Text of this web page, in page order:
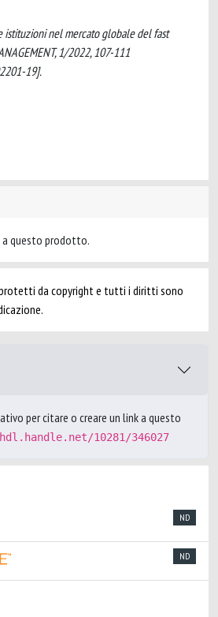
istituzioni nel mercato globale del fast
1/2022, 107-111
19].
a questo prodotto.
protetti da copyright e tutti i diritti sono
per citare o creare un link a questo
10281/346027
ND
ND